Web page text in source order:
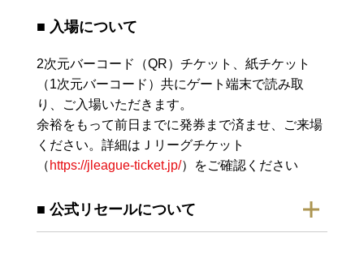
■ 入場について
2次元バーコード（QR）チケット、紙チケット
（1次元バーコード）共にゲート端末で読み取
り、ご入場いただきます。
余裕をもって前日までに発券まで済ませ、ご来場
ください。詳細はＪリーグチケット
（ https://jleague-ticket.jp/）をご確認ください
■ 公式リセールについて